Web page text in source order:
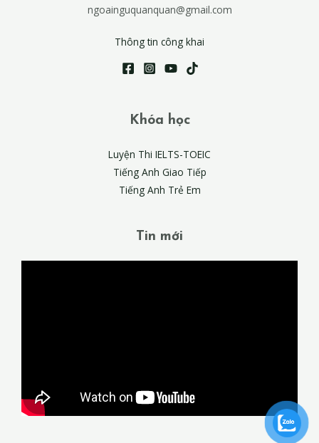
ngoainguquanquan@gmail.com
Thông tin công khai
Khóa học
Luyện Thi IELTS-TOEIC
Tiếng Anh Giao Tiếp
Tiếng Anh Trẻ Em
Tin mới